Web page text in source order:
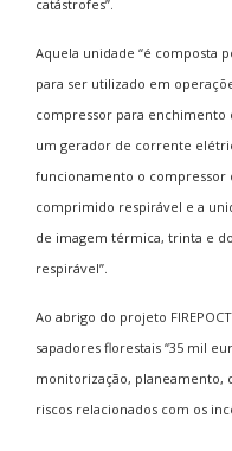
catástrofes”.
Aquela unidade “é composta
para ser utilizado em
compressor para
um gerador de corrente
funcionamento o
comprimido respirável e a
de imagem térmica, trinta e
respirável”.
Ao abrigo do projeto
sapadores florestais “35 mil
monitorização, planeamento,
riscos relacionados com os